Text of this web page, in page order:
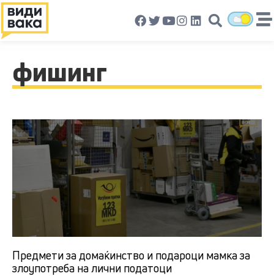
фишинг
Предмети за домаќинство и подароци мамка за
злоупотреба на лични податоци